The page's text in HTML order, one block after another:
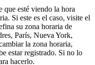
que esté viendo la hora
Si este es el caso, visite el
su zona horaria de
París, Nueva York,
la zona horaria,
estar registrado. Si no lo
hacerlo.